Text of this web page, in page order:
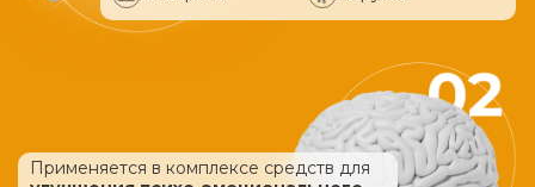
Применяется в комплексе средств для